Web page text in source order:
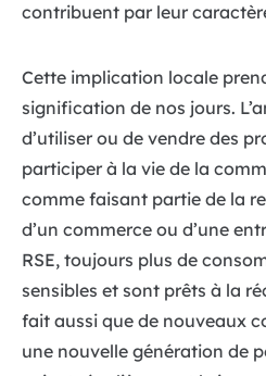
contribuent par leur
Cette implication locale
signification de nos jours.
d’utiliser ou de vendre des
participer à la vie de la
comme faisant partie de la
d’un commerce ou d’une
RSE, toujours plus de
sensibles et sont prêts à la
fait aussi que de nouveaux
une nouvelle génération de